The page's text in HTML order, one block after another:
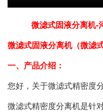
微滤式固液分离机-
微滤式固液分离机（微滤
一、产品介绍：
您好，关于微滤式精密度
微滤式精密度分离机是针